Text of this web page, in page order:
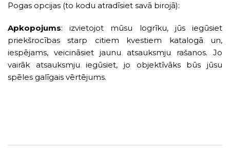
Pogas opcijas (to kodu atradīsiet savā birojā):
Apkopojums: izvietojot mūsu logrīku, jūs iegūsiet
priekšrocības starp citiem kvestiem katalogā un,
iespējams, veicināsiet jaunu atsauksmju rašanos. Jo
vairāk atsauksmju iegūsiet, jo objektīvāks būs jūsu
spēles galīgais vērtējums.